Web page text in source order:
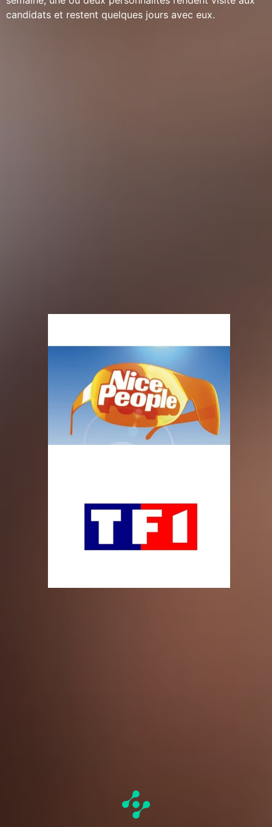
candidats et restent quelques jours avec eux.